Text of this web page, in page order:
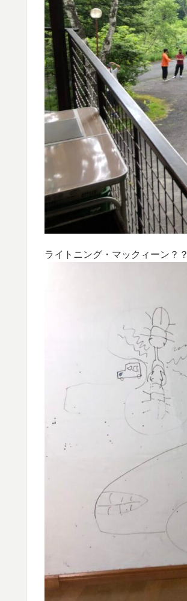
ライトニング・マックィーン？？